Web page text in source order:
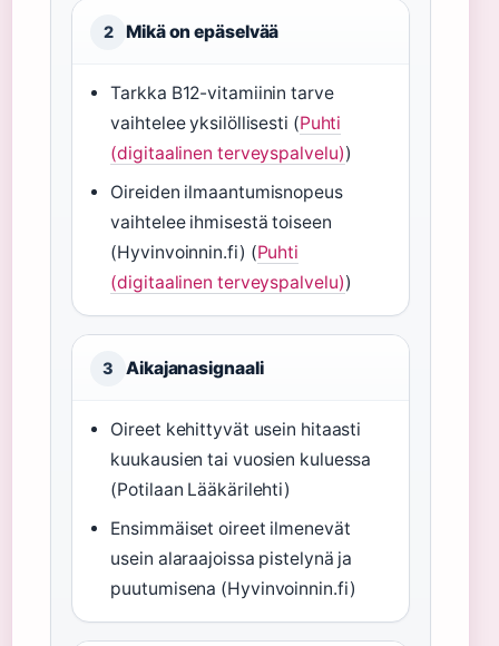
2 Mikä on epäselvää
Tarkka B12-vitamiinin tarve
vaihtelee yksilöllisesti (Puhti
(digitaalinen terveyspalvelu))
Oireiden ilmaantumisnopeus
vaihtelee ihmisestä toiseen
(Hyvinvoinnin.fi) (Puhti
(digitaalinen terveyspalvelu))
3 Aikajanasignaali
Oireet kehittyvät usein hitaasti
kuukausien tai vuosien kuluessa
(Potilaan Lääkärilehti)
Ensimmäiset oireet ilmenevät
usein alaraajoissa pistelynä ja
puutumisena (Hyvinvoinnin.fi)